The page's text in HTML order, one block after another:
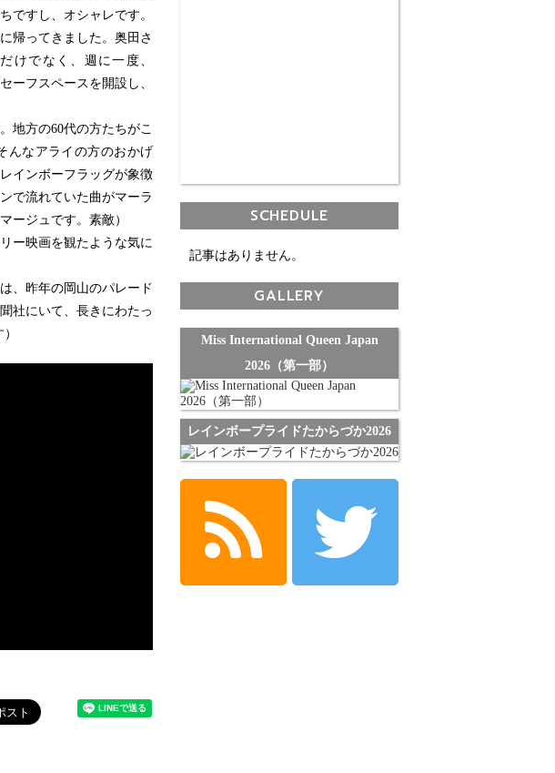
ですし、オシャレです。
帰ってきました。奥田さ
けでなく、週に一度、
ーフスペースを開設し、
地方の60代の方たちがこ
んなアライの方のおかげ
インボーフラッグが象徴
で流れていた曲がマーラ
ージュです。素敵）
ー映画を観たような気に
、昨年の岡山のパレード
社にいて、長きにわたっ
）
SCHEDULE
記事はありません。
GALLERY
Miss International Queen Japan
2026（第一部）
レインボープライドたからづか2026